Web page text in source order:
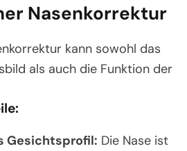
Nasenkorrektur
kann sowohl das
als auch die Funktion der
Gesichtsprofil: Die Nase ist